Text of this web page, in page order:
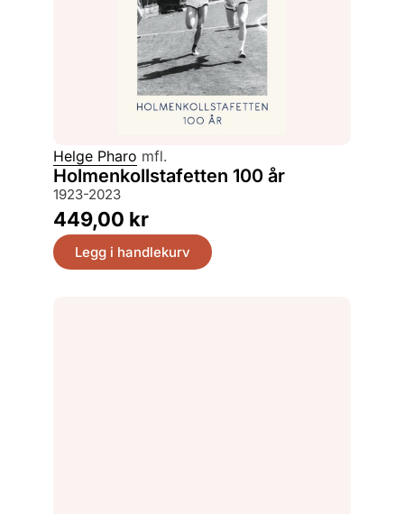
Helge Pharo mfl.
Holmenkollstafetten 100 år
1923-2023
449,00 kr
Legg i handlekurv